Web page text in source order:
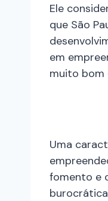
Ele
que São
em
muito bom
Uma
fomento e